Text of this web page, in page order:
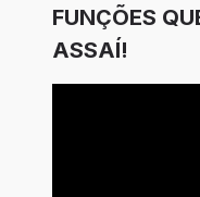
FUNÇÕES
ASSAÍ!